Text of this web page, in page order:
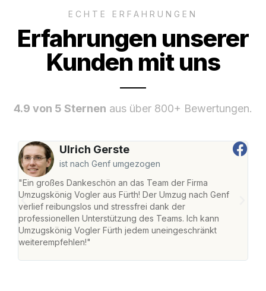
ECHTE ERFAHRUNGEN
Erfahrungen unserer
Kunden mit uns
4.9 von 5 Sternen aus über 800+ Bewertungen.
Ulrich Gerste
ist nach Genf umgezogen
"Ein großes Dankeschön an das Team der Firma
Umzugskönig Vogler aus Fürth! Der Umzug nach Genf
verlief reibungslos und stressfrei dank der
professionellen Unterstützung des Teams. Ich kann
Umzugskönig Vogler Fürth jedem uneingeschränkt
weiterempfehlen!"